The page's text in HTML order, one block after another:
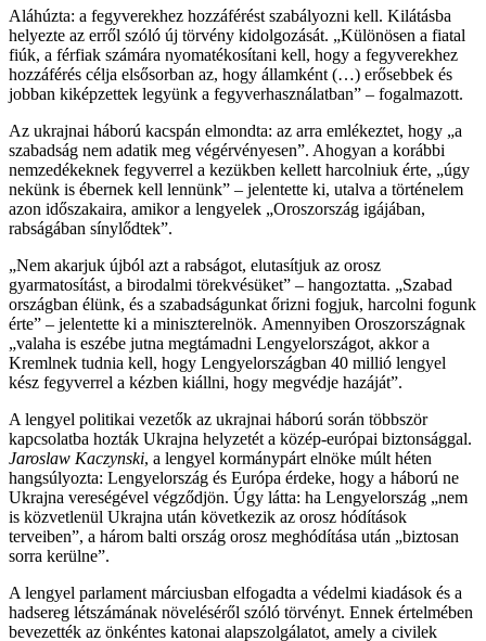
Aláhúzta: a fegyverekhez hozzáférést szabályozni kell. Kilátásba
helyezte az erről szóló új törvény kidolgozását. „Különösen a fiatal
fiúk, a férfiak számára nyomatékosítani kell, hogy a fegyverekhez
hozzáférés célja elsősorban az, hogy államként (…) erősebbek és
jobban kiképzettek legyünk a fegyverhasználatban” – fogalmazott.
Az ukrajnai háború kacspán elmondta: az arra emlékeztet, hogy „a
szabadság nem adatik meg végérvényesen”. Ahogyan a korábbi
nemzedékeknek fegyverrel a kezükben kellett harcolniuk érte, „úgy
nekünk is ébernek kell lennünk” – jelentette ki, utalva a történelem
azon időszakaira, amikor a lengyelek „Oroszország igájában,
rabságában sínylődtek”.
„Nem akarjuk újból azt a rabságot, elutasítjuk az orosz
gyarmatosítást, a birodalmi törekvésüket” – hangoztatta. „Szabad
országban élünk, és a szabadságunkat őrizni fogjuk, harcolni fogunk
érte” – jelentette ki a miniszterelnök. Amennyiben Oroszországnak
„valaha is eszébe jutna megtámadni Lengyelországot, akkor a
Kremlnek tudnia kell, hogy Lengyelországban 40 millió lengyel
kész fegyverrel a kézben kiállni, hogy megvédje hazáját”.
A lengyel politikai vezetők az ukrajnai háború során többször
kapcsolatba hozták Ukrajna helyzetét a közép-európai biztonsággal.
Jaroslaw Kaczynski, a lengyel kormánypárt elnöke múlt héten
hangsúlyozta: Lengyelország és Európa érdeke, hogy a háború ne
Ukrajna vereségével végződjön. Úgy látta: ha Lengyelország „nem
is közvetlenül Ukrajna után következik az orosz hódítások
terveiben”, a három balti ország orosz meghódítása után „biztosan
sorra kerülne”.
A lengyel parlament márciusban elfogadta a védelmi kiadások és a
hadsereg létszámának növeléséről szóló törvényt. Ennek értelmében
bevezették az önkéntes katonai alapszolgálatot, amely a civilek